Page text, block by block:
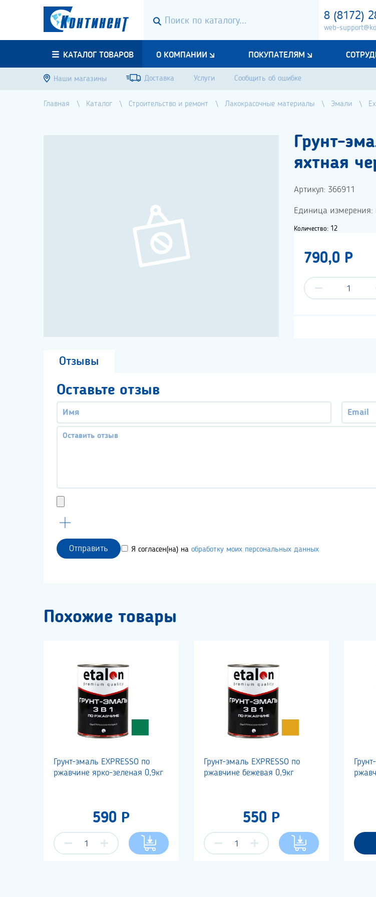
8 (8172)
web-
КАТАЛОГ ТОВАРОВ О КОМПАНИИ ПОКУПАТЕЛЯМ
Наши магазины Доставка Услуги Сообщить об ошибке
Главная Каталог Строительство и ремонт Лакокрасочные материалы Эмали
Грунт-
яхтная
Артикул: 366911
Единица измерения:
Количество: 12
790,0 P
Отзывы
Оставьте отзыв
Отправить Я согласен(на) на обработку моих персональных данных
Похожие товары
Грунт-эмаль EXPRESSO по
ржавчине ярко-зеленая 0,9кг
590 Р
Грунт-эмаль EXPRESSO по
ржавчине бежевая 0,9кг
550 Р